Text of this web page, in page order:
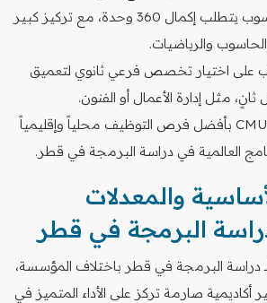
برنامج علوم الحاسوب يتطلب إكمال 360 وحدة، مع تركيز كبير
والرياضيات.
على اختيار تخصص فرعي ثانوي لتعميق
مثل إدارة الأعمال أو الفنون.
يتمتع خريجو CMU−Q بأفضل فرص التوظيف محلياً وإقليمياً
العالمية في دراسة البرمجة في قطر.
والمعدلات
دراسة البرمجة في قطر
دراسة البرمجة في قطر باختلاف المؤسسة،
أكاديمية صارمة تركز على الأداء المتميز في